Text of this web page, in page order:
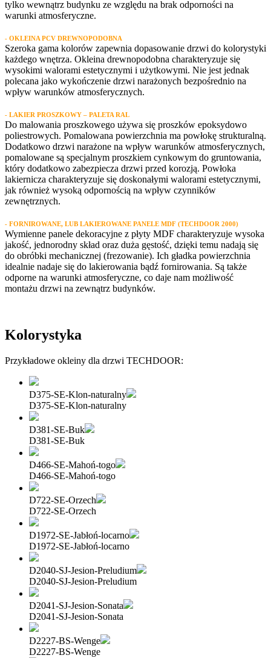
tylko wewnątrz budynku ze względu na brak odporności na
warunki atmosferyczne.
- OKLEINA PCV DREWNOPODOBNA
Szeroka gama kolorów zapewnia dopasowanie drzwi do kolorystyki
każdego wnętrza. Okleina drewnopodobna charakteryzuje się
wysokimi walorami estetycznymi i użytkowymi. Nie jest jednak
polecana jako wykończenie drzwi narażonych bezpośrednio na
wpływ warunków atmosferycznych.
- LAKIER PROSZKOWY – PALETA RAL
Do malowania proszkowego używa się proszków epoksydowo
poliestrowych. Pomalowana powierzchnia ma powłokę strukturalną.
Dodatkowo drzwi narażone na wpływ warunków atmosferycznych,
pomalowane są specjalnym proszkiem cynkowym do gruntowania,
który dodatkowo zabezpiecza drzwi przed korozją. Powłoka
lakiernicza charakteryzuje się doskonałymi walorami estetycznymi,
jak również wysoką odpornością na wpływ czynników
zewnętrznych.
- FORNIROWANE, LUB LAKIEROWANE PANELE MDF (TECHDOOR 2000)
Wymienne panele dekoracyjne z płyty MDF charakteryzuje wysoka
jakość, jednorodny skład oraz duża gęstość, dzięki temu nadają się
do obróbki mechanicznej (frezowanie). Ich gładka powierzchnia
idealnie nadaje się do lakierowania bądź fornirowania. Są także
odporne na warunki atmosferyczne, co daje nam możliwość
montażu drzwi na zewnątrz budynków.
Kolorystyka
Przykładowe okleiny dla drzwi TECHDOOR:
D375-SE-Klon-naturalny
D375-SE-Klon-naturalny
D381-SE-Buk
D381-SE-Buk
D466-SE-Mahoń-togo
D466-SE-Mahoń-togo
D722-SE-Orzech
D722-SE-Orzech
D1972-SE-Jabłoń-locarno
D1972-SE-Jabłoń-locarno
D2040-SJ-Jesion-Preludium
D2040-SJ-Jesion-Preludium
D2041-SJ-Jesion-Sonata
D2041-SJ-Jesion-Sonata
D2227-BS-Wenge
D2227-BS-Wenge